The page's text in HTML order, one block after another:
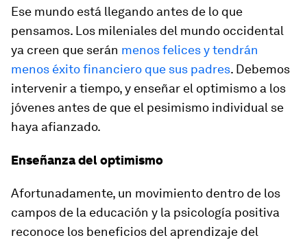
Ese mundo está llegando antes de lo que
pensamos. Los mileniales del mundo occidental
ya creen que serán menos felices y tendrán
menos éxito financiero que sus padres. Debemos
intervenir a tiempo, y enseñar el optimismo a los
jóvenes antes de que el pesimismo individual se
haya afianzado.
Enseñanza del optimismo
Afortunadamente, un movimiento dentro de los
campos de la educación y la psicología positiva
reconoce los beneficios del aprendizaje del